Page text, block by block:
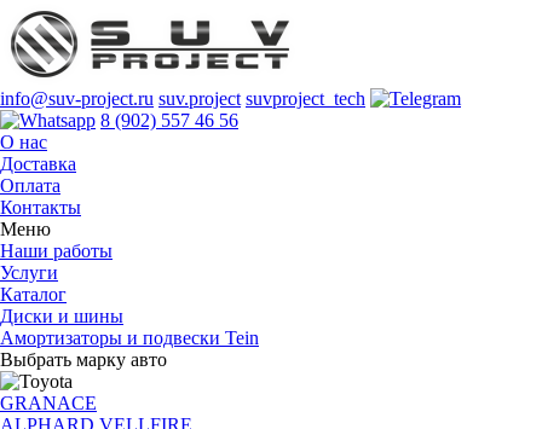
info@suv-project.ru suv.project suvproject_tech
8 (902) 557 46 56
О нас
Доставка
Оплата
Контакты
Меню
Наши работы
Услуги
Каталог
Диски и шины
Амортизаторы и подвески Tein
Выбрать марку авто
GRANACE
ALPHARD VELLFIRE